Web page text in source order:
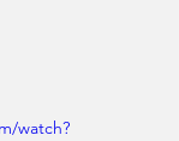
watch?